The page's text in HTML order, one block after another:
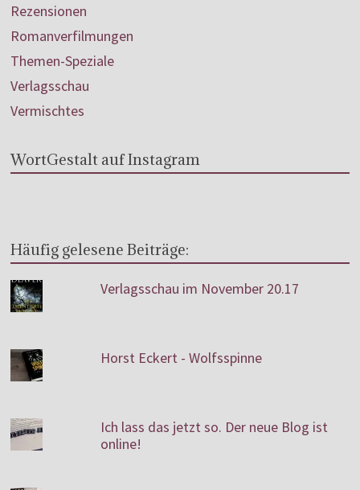
Rezensionen
Romanverfilmungen
Themen-Speziale
Verlagsschau
Vermischtes
WortGestalt auf Instagram
Häufig gelesene Beiträge:
Verlagsschau im November 20.17
Horst Eckert - Wolfsspinne
Ich lass das jetzt so. Der neue Blog ist
online!